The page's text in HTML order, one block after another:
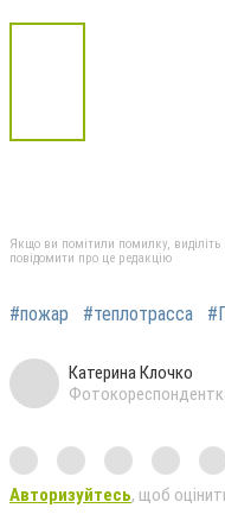
Якщо ви помітили помилку, виділіть
повідомити про це редакцію
#пожар #теплотрасса
Катерина Клочко
Авторизуйтесь, щоб